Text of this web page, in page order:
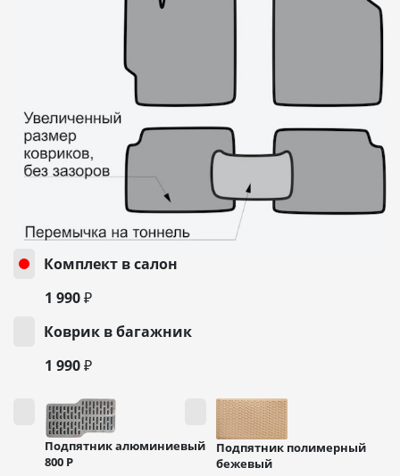
Комплект в салон
1 990 ₽
Коврик в багажник
1 990 ₽
Подпятник алюминиевый
800 Р
Подпятник полимерный
бежевый